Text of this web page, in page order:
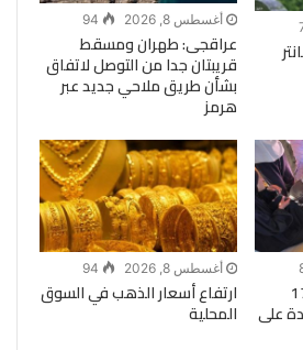
أغسطس 8, 2026 94
عراقجى: طهران ومسقط
قريبتان جدا من التوصل لاتفاق
بشأن طريق ملاحي جديد عبر
هرمز
على
أغسطس 8, 2026 94
ارتفاع أسعار الذهب في السوق
المحلية